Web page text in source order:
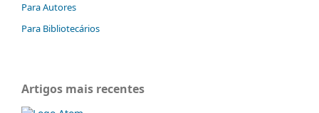
Para Autores
Para Bibliotecários
Artigos mais recentes